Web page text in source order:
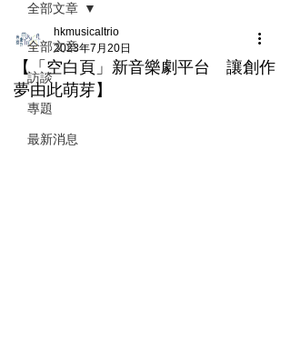
全部文章
訪談
專題
最新消息
全部文章
【「空白頁」新音樂劇平台 讓創作
夢由此萌芽】
hkmusicaltrio
2023年7月20日